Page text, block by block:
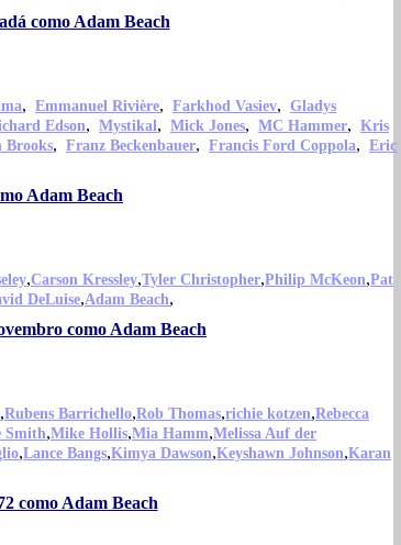
como Adam Beach
, Emmanuel Rivière, Farkhod Vasiev, Gladys
Edson, Mystikal, Mick Jones, MC Hammer, Kris
Brooks, Franz Beckenbauer, Francis Ford Coppola, Eric
Adam Beach
,Carson Kressley,Tyler Christopher,Philip McKeon,Pat
DeLuise,Adam Beach,
como Adam Beach
,Rubens Barrichello,Rob Thomas,richie kotzen,Rebecca
Smith,Mike Hollis,Mia Hamm,Melissa Auf der
,Lance Bangs,Kimya Dawson,Keyshawn Johnson,Karan
como Adam Beach